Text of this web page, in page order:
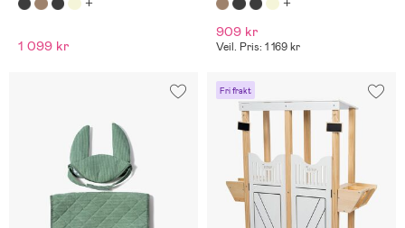
1 099 kr
909 kr
Veil. Pris: 1 169 kr
Fri frakt